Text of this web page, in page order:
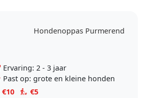
Hondenoppas Purmerend
Ervaring: 2 - 3 jaar
Past op: grote en kleine honden
€10
€5